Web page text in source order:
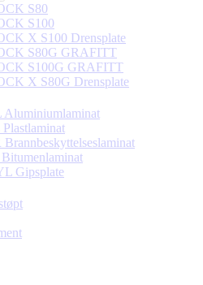
S80
S100
X S100 Drensplate
S80G GRAFITT
S100G GRAFITT
X S80G Drensplate
Aluminiumlaminat
Gipsplate